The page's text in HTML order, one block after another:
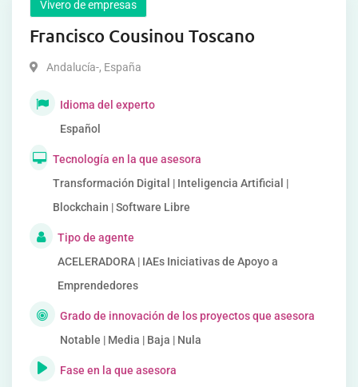
Vivero de empresas
Francisco Cousinou Toscano
Andalucía-, España
Idioma del experto
Español
Tecnología en la que asesora
Transformación Digital | Inteligencia Artificial |
Blockchain | Software Libre
Tipo de agente
ACELERADORA | IAEs Iniciativas de Apoyo a
Emprendedores
Grado de innovación de los proyectos que asesora
Notable | Media | Baja | Nula
Fase en la que asesora